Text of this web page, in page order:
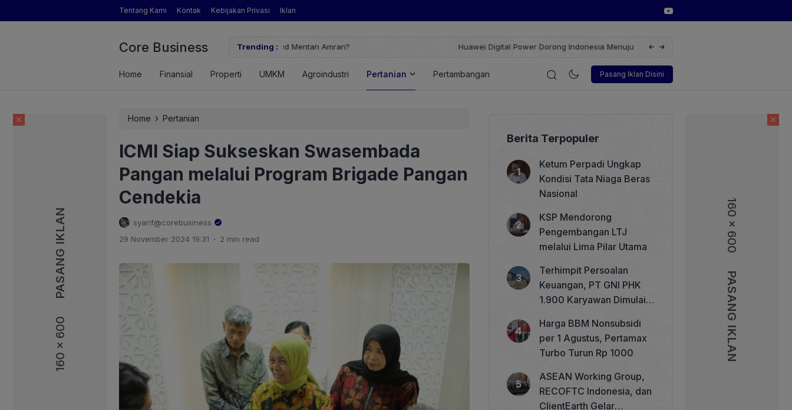
160 x 600
PASANG IKLAN 160 x 600
PASANG IKLAN
Tentang Kami Kontak Kebijakan Privasi Iklan
Core Business Trending :
Pertanian yang Dimaksud Mentan Amran?
Huawei Digital Power Dorong Indonesia Menuju Revolusi Energi Terbarukan dengan Solusi
Wakil Direktur Utama PT Pelindo,
Pasang Iklan Disini
Home Finansial Properti UMKM Agroindustri Pertanian Pertambangan Korporasi Teknologi Otomotif
160 x 600
PASANG IKLAN
Home › Pertanian
ICMI Siap Sukseskan Swasembada
Pangan melalui Program Brigade Pangan
Cendekia
syarif@corebusiness
29 November 2024 19:31 . 2 min read
Berita Terpopuler
Ketum Perpadi Ungkap
Kondisi Tata Niaga Beras
Nasional
KSP Mendorong
Pengembangan LTJ
melalui Lima Pilar Utama
Terhimpit Persoalan
Keuangan, PT GNI PHK
1.900 Karyawan Dimulai 5
Harga BBM Nonsubsidi
per 1 Agustus, Pertamax
Turbo Turun Rp 1000
ASEAN Working Group,
RECOFTC Indonesia, dan
ClientEarth Gelar